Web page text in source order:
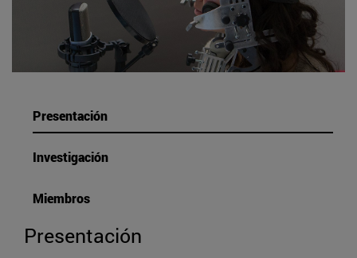
Presentación
Investigación
Miembros
Presentación